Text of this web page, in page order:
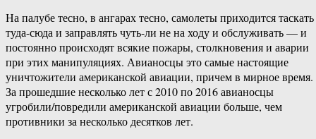
На палубе тесно, в ангарах тесно, самолеты приходится таскать
туда-сюда и заправлять чуть-ли не на ходу и обслуживать — и
постоянно происходят всякие пожары, столкновения и аварии
при этих манипуляциях. Авианосцы это самые настоящие
уничтожители американской авиации, причем в мирное время.
За прошедшие несколько лет с 2010 по 2016 авианосцы
угробили/повредили американской авиации больше, чем
противники за несколько десятков лет.